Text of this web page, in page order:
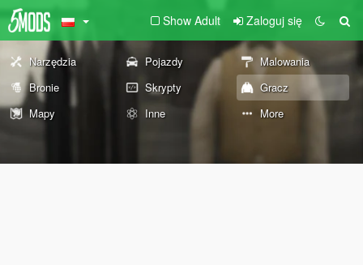
Show Adult Zaloguj się
Narzędzia Pojazdy
Malowania
Bronie
Skrypty
Gracz
Mapy
Inne More